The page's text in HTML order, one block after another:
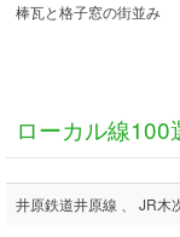
棒瓦と格子窓の街並み
ローカル線100